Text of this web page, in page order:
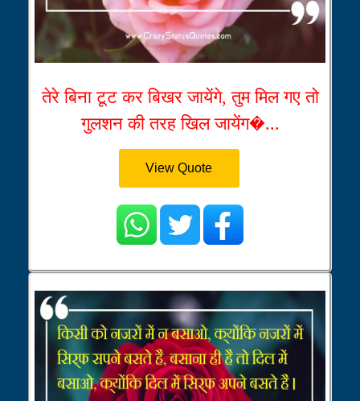
तेरे बिना टूट कर बिखर जायेंगे, तुम मिल गए तो
गुलशन की तरह खिल जायेंग�...
View Quote